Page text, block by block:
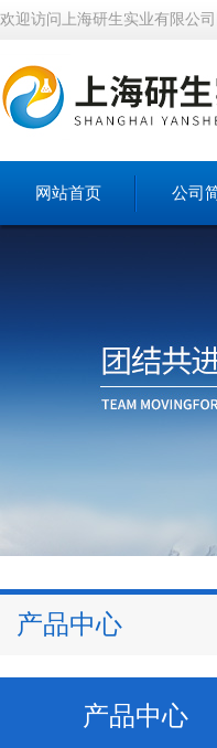
欢迎访问上海研生实业有限公
网站首页 公司
产品中心
产品中心